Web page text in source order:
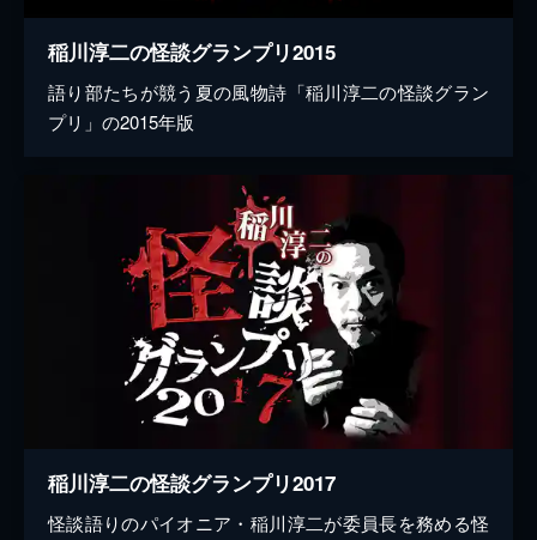
稲川淳二の怪談グランプリ2015
語り部たちが競う夏の風物詩「稲川淳二の怪談グラン
プリ」の2015年版
稲川淳二の怪談グランプリ2017
怪談語りのパイオニア・稲川淳二が委員長を務める怪